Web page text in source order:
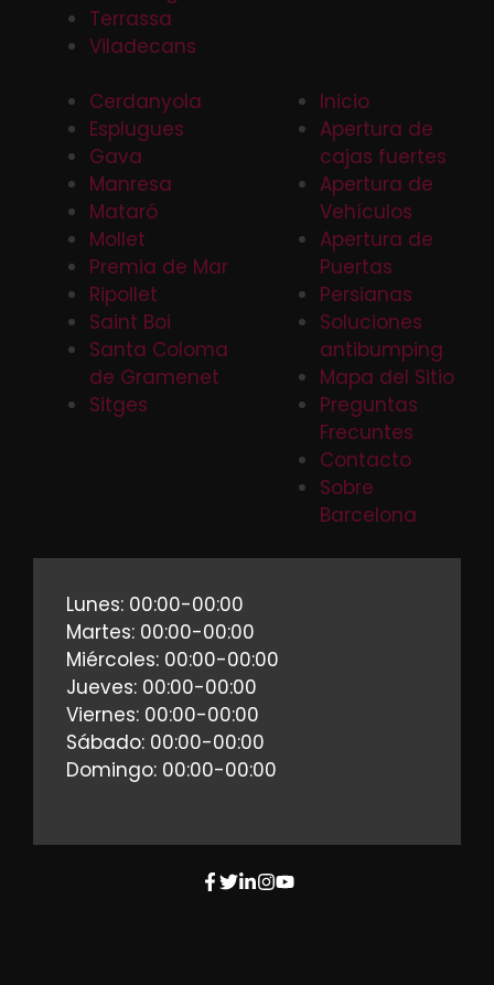
Terrassa
Viladecans
Cerdanyola
Esplugues
Gava
Manresa
Mataró
Mollet
Premia de Mar
Ripollet
Saint Boi
Santa Coloma
de Gramenet
Sitges
Inicio
Apertura de
cajas fuertes
Apertura de
Vehículos
Apertura de
Puertas
Persianas
Soluciones
antibumping
Mapa del Sitio
Preguntas
Frecuntes
Contacto
Sobre
Barcelona
Lunes: 00:00-00:00
Martes: 00:00-00:00
Miércoles: 00:00-00:00
Jueves: 00:00-00:00
Viernes: 00:00-00:00
Sábado: 00:00-00:00
Domingo: 00:00-00:00